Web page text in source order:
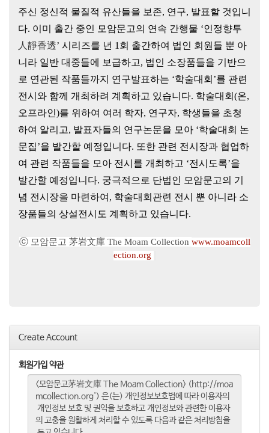
주신 정신적 물질적 유산들을 보존, 연구, 발표할 것입니
다. 이미 출간 중인 모암문고의 연속 간행물 ‘인정향투
人靜香透’ 시리즈를 년 1회 출간하여 법인 회원들 뿐 아
니라 일반 대중들에 보급하고, 법인 소장품들을 기반으
로 연관된 작품들까지 연구발표하는 ‘학술대회’를 관련
전시와 함께 개최하려 계획하고 있습니다. 학술대회(온,
오프라인)를 위하여 여러 학자, 연구자, 학생들을 초청
하여 알리고, 발표자들의 연구논문을 모아 ‘학술대회 논
문집’을 발간할 예정입니다. 또한 관련 전시장과 협업하
여 관련 작품들을 모아 전시를 개최하고 ‘전시도록’을
발간할 예정입니다. 궁극적으로 단법인 모암문고의 기
념 전시장을 마련하여, 학술대회관련 전시 뿐 아니라 소
장품들의 상설전시도 계획하고 있습니다.
ⓒ 모암문고 茅岩文庫 The Moam Collection www.moamcoll
ection.org
Create Account
회원가입 약관